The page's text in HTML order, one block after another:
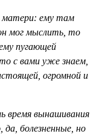
матери: ему там
мог мыслить, то
пугающей
с вами уже знаем,
огромной и
время вынашивания
болезненные, но